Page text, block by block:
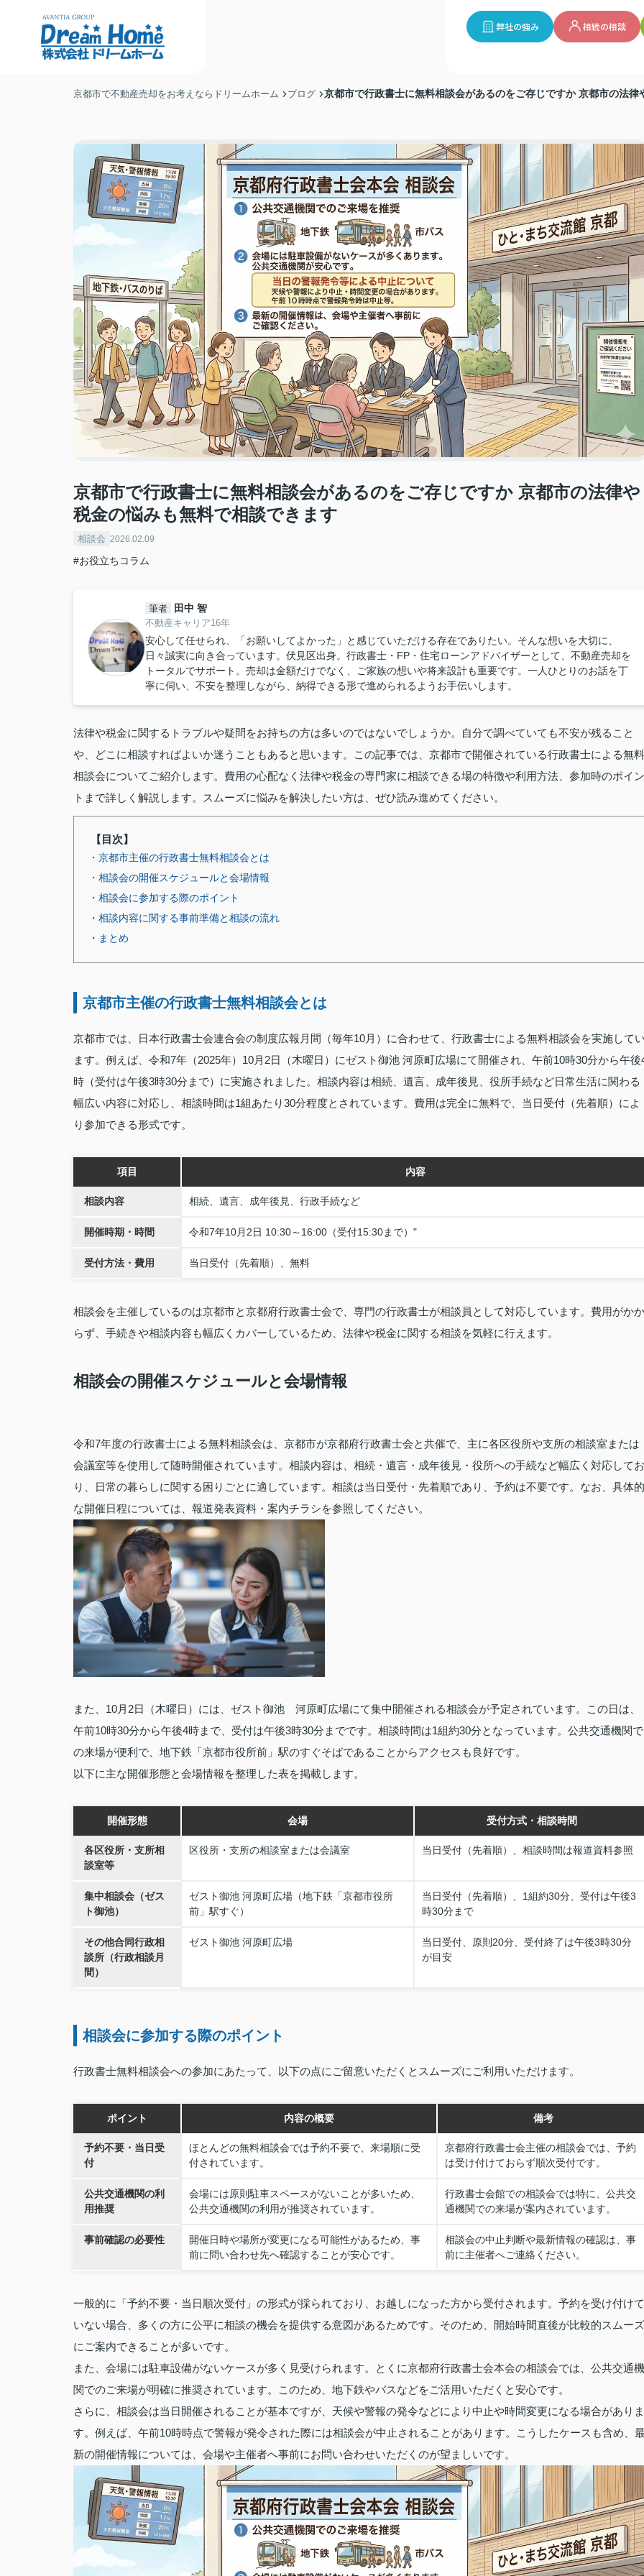
弊社の強み 相続の相談
京都市で不動産売却をお考えならドリームホーム ブログ 京都市で行政書士に無料相談会があるのをご存じですか 京都市の法
京都市で行政書士に無料相談会があるのをご存じですか 京都市の法律や
税金の悩みも無料で相談できます
相談会 2026.02.09
#お役立ちコラム
筆者 田中 智
不動産キャリア16年
安心して任せられ、「お願いしてよかった」と感じていただける存在でありたい。そんな想いを大切に、
日々誠実に向き合っています。伏見区出身。行政書士・FP・住宅ローンアドバイザーとして、不動産売却を
トータルでサポート。売却は金額だけでなく、ご家族の想いや将来設計も重要です。一人ひとりのお話を丁
寧に伺い、不安を整理しながら、納得できる形で進められるようお手伝いします。
法律や税金に関するトラブルや疑問をお持ちの方は多いのではないでしょうか。自分で調べていても不安が残ること
や、どこに相談すればよいか迷うこともあると思います。この記事では、京都市で開催されている行政書士による無料
相談会についてご紹介します。費用の心配なく法律や税金の専門家に相談できる場の特徴や利用方法、参加時のポイン
トまで詳しく解説します。スムーズに悩みを解決したい方は、ぜひ読み進めてください。
【目次】
・京都市主催の行政書士無料相談会とは
・相談会の開催スケジュールと会場情報
・相談会に参加する際のポイント
・相談内容に関する事前準備と相談の流れ
・まとめ
京都市主催の行政書士無料相談会とは
京都市では、日本行政書士会連合会の制度広報月間（毎年10月）に合わせて、行政書士による無料相談会を実施して
ます。例えば、令和7年（2025年）10月2日（木曜日）にゼスト御池 河原町広場にて開催され、午前10時30分から午後
時（受付は午後3時30分まで）に実施されました。相談内容は相続、遺言、成年後見、役所手続など日常生活に関わる
幅広い内容に対応し、相談時間は1組あたり30分程度とされています。費用は完全に無料で、当日受付（先着順）によ
り参加できる形式です。
項目 内容
相談内容 相続、遺言、成年後見、行政手続など
開催時期・時間 令和7年10月2日 10:30～16:00（受付15:30まで）"
受付方法・費用 当日受付（先着順）、無料
相談会を主催しているのは京都市と京都府行政書士会で、専門の行政書士が相談員として対応しています。費用がかか
らず、手続きや相談内容も幅広くカバーしているため、法律や税金に関する相談を気軽に行えます。
相談会の開催スケジュールと会場情報
令和7年度の行政書士による無料相談会は、京都市が京都府行政書士会と共催で、主に各区役所や支所の相談室または
会議室等を使用して随時開催されています。相談内容は、相続・遺言・成年後見・役所への手続など幅広く対応してお
り、日常の暮らしに関する困りごとに適しています。相談は当日受付・先着順であり、予約は不要です。なお、具体的
な開催日程については、報道発表資料・案内チラシを参照してください。
また、10月2日（木曜日）には、ゼスト御池 河原町広場にて集中開催される相談会が予定されています。この日は、
午前10時30分から午後4時まで、受付は午後3時30分までです。相談時間は1組約30分となっています。公共交通機関で
の来場が便利で、地下鉄「京都市役所前」駅のすぐそばであることからアクセスも良好です。
以下に主な開催形態と会場情報を整理した表を掲載します。
開催形態 会場 受付方式・相談時間
各区役所・支所相
談室等
区役所・支所の相談室または会議室 当日受付（先着順）、相談時間は報道資料参照
集中相談会（ゼス
ト御池）
ゼスト御池 河原町広場（地下鉄「京都市役所
前」駅すぐ）
当日受付（先着順）、1組約30分、受付は午後3
時30分まで
その他合同行政相
談所（行政相談月
間）
ゼスト御池 河原町広場
当日受付、原則20分、受付終了は午後3時30分
が目安
相談会に参加する際のポイント
行政書士無料相談会への参加にあたって、以下の点にご留意いただくとスムーズにご利用いただけます。
ポイント 内容の概要 備考
予約不要・当日受
付
ほとんどの無料相談会では予約不要で、来場順に受
付されています。
京都府行政書士会主催の相談会では、予約
は受け付けておらず順次受付です。
公共交通機関の利
用推奨
会場には原則駐車スペースがないことが多いため、
公共交通機関の利用が推奨されています。
行政書士会館での相談会では特に、公共交
通機関での来場が案内されています。
事前確認の必要性
開催日時や場所が変更になる可能性があるため、事
前に問い合わせ先へ確認することが安心です。
相談会の中止判断や最新情報の確認は、事
前に主催者へご連絡ください。
一般的に「予約不要・当日順次受付」の形式が採られており、お越しになった方から受付されます。予約を受け付けて
いない場合、多くの方に公平に相談の機会を提供する意図があるためです。そのため、開始時間直後が比較的スムーズ
にご案内できることが多いです。
また、会場には駐車設備がないケースが多く見受けられます。とくに京都府行政書士会本会の相談会では、公共交通機
関でのご来場が明確に推奨されています。このため、地下鉄やバスなどをご活用いただくと安心です。
さらに、相談会は当日開催されることが基本ですが、天候や警報の発令などにより中止や時間変更になる場合がありま
す。例えば、午前10時時点で警報が発令された際には相談会が中止されることがあります。こうしたケースも含め、
新の開催情報については、会場や主催者へ事前にお問い合わせいただくのが望ましいです。